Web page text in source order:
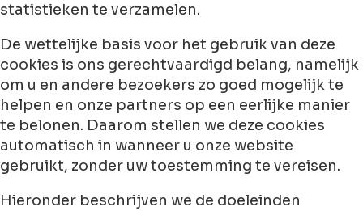
statistieken te verzamelen.
De wettelijke basis voor het gebruik van deze
cookies is ons gerechtvaardigd belang, namelijk
om u en andere bezoekers zo goed mogelijk te
helpen en onze partners op een eerlijke manier
te belonen. Daarom stellen we deze cookies
automatisch in wanneer u onze website
gebruikt, zonder uw toestemming te vereisen.
Hieronder beschrijven we de doeleinden